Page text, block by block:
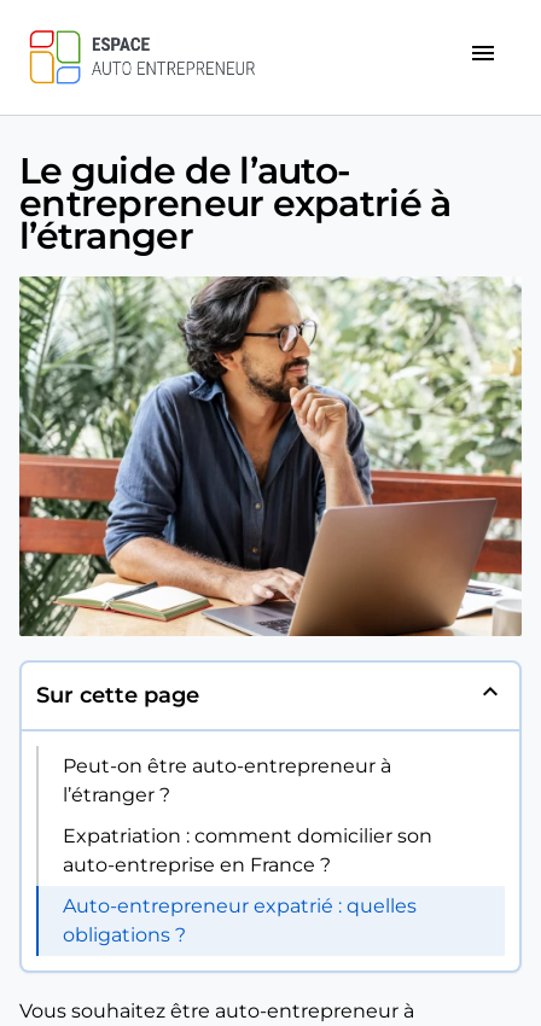
menu
Le guide de l’auto-
entrepreneur expatrié à
l’étranger
Sur cette page expand_less
Peut-on être auto-entrepreneur à
l’étranger ?
Expatriation : comment domicilier son
auto-entreprise en France ?
Auto-entrepreneur expatrié : quelles
obligations ?
Vous souhaitez être auto-entrepreneur à